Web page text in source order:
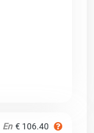
En € 106.40